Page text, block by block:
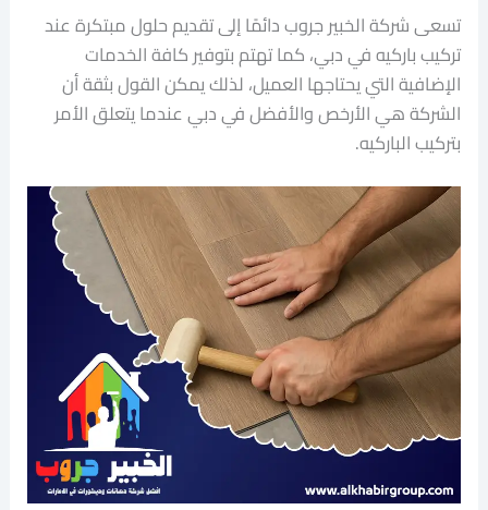
تسعى شركة الخبير جروب دائمًا إلى تقديم حلول مبتكرة عند
تركيب باركيه في دبي، كما تهتم بتوفير كافة الخدمات
الإضافية التي يحتاجها العميل، لذلك يمكن القول بثقة أن
الشركة هي الأرخص والأفضل في دبي عندما يتعلق الأمر
بتركيب الباركيه.